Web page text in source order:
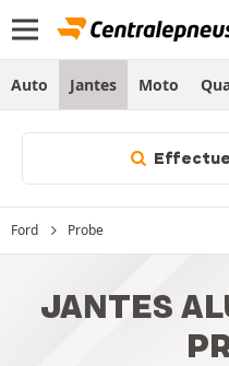
Auto Jantes Moto
Ford Probe
JANTES